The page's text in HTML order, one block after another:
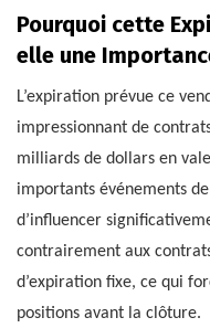
Pourquoi cette
elle une
L’expiration prévue ce
impressionnant de
milliards de dollars en
importants événements
d’influencer
contrairement aux
d’expiration fixe, ce qui
positions avant la clôture.